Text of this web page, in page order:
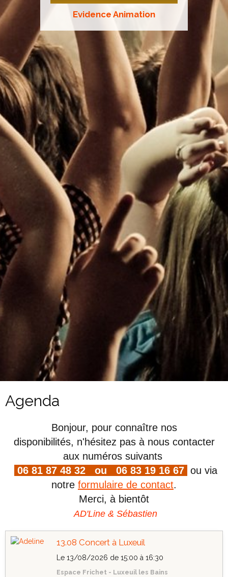
Evidence Animation
Agenda
Bonjour, pour connaître nos
disponibilités, n'hésitez pas à nous contacter
aux numéros suivants
06 81 87 48 32 ou 06 83 19 16 67 ou via
notre formulaire de contact.
Merci, à bientôt
AD'Line & Sébastien
13.08 Concert à Luxeuil
Le 13/08/2026 de 15:00 à 16:30
Espace Frichet - Luxeuil les Bains